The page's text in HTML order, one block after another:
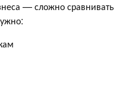
— сложно сравнивать